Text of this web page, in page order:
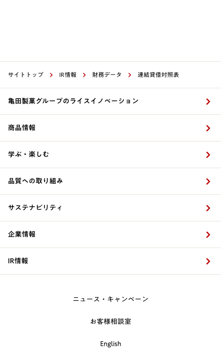
サイトトップ IR情報 財務データ ​連結貸借対照表
亀田製菓グループのライスイノベーション
商品情報
学ぶ・楽しむ
品質への取り組み
サステナビリティ
企業情報
IR情報
ニュース・キャンペーン
お客様相談室
English